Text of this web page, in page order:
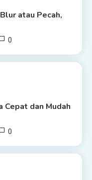
atau Pecah,
0
Cepat dan Mudah
0